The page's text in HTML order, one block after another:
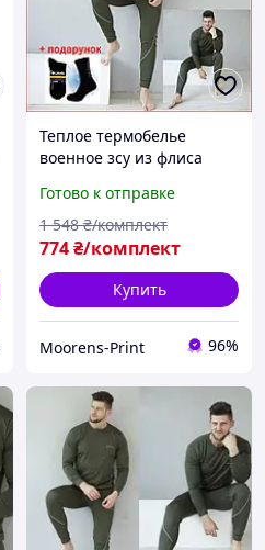
Теплое термобелье
военное зсу из флиса
лучшее для зимы Хаки М-
XXL + подарок носки
Готово к отправке
774₴/комплект
1 548 ₴/комплект
Купить
Moorens-Print 96%